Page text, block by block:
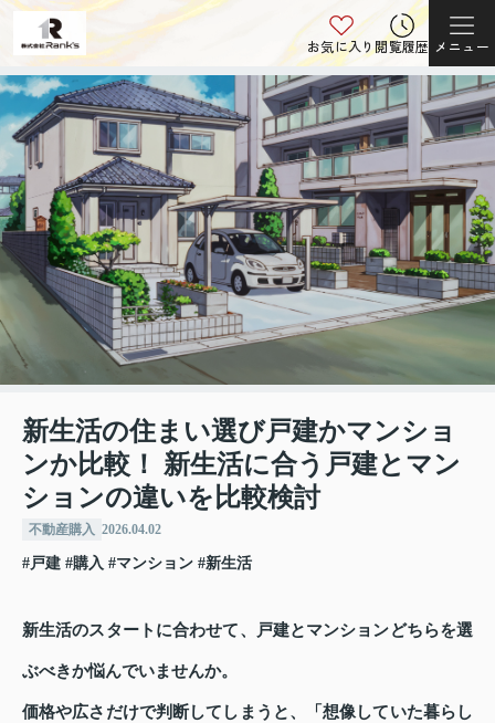
お気に入り閲覧履歴 メニュー
新生活の住まい選び戸建かマンショ
ンか比較！ 新生活に合う戸建とマン
ションの違いを比較検討
不動産購入 2026.04.02
#戸建 #購入 #マンション #新生活
新生活のスタートに合わせて、戸建とマンションどちらを選
ぶべきか悩んでいませんか。
価格や広さだけで判断してしまうと、「想像していた暮らし